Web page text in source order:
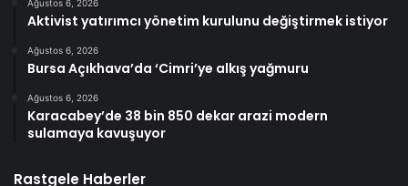
Ağustos 6, 2026
Aktivist yatırımcı yönetim kurulunu değiştirmek istiyor
Ağustos 6, 2026
Bursa Açıkhava’da ‘Cimri’ye alkış yağmuru
Ağustos 6, 2026
Karacabey’de 38 bin 850 dekar arazi modern
sulamaya kavuşuyor
Rastgele Haberler